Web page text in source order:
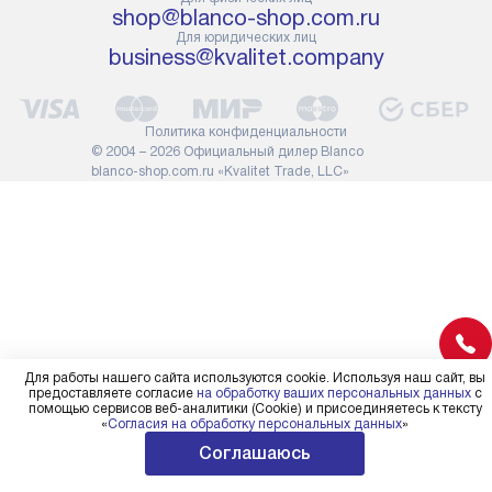
проходу через дверной проем,
сотрудники транспортной
службы не имеют права
или другие выступающие
элементы, так как это может
повлиять на гарантийное
обслуживание в будущем.
расходных
требуется
shop@blanco-shop.com.ru
Для юридических лиц
business@kvalitet.company
© 2004 – 2026 Официальный дилер Blanco
blanco-shop.com.ru «Kvalitet Trade, LLC»
Политика конфиденциальности
Для работы нашего сайта используются cookie. Используя наш сайт, вы
предоставляете согласие на обработку ваших персональных данныхс
помощью сервисов веб-аналитики (Cookie) и присоединяетесь к тексту
«Согласия на обработку персональных данных»
Соглашаюсь